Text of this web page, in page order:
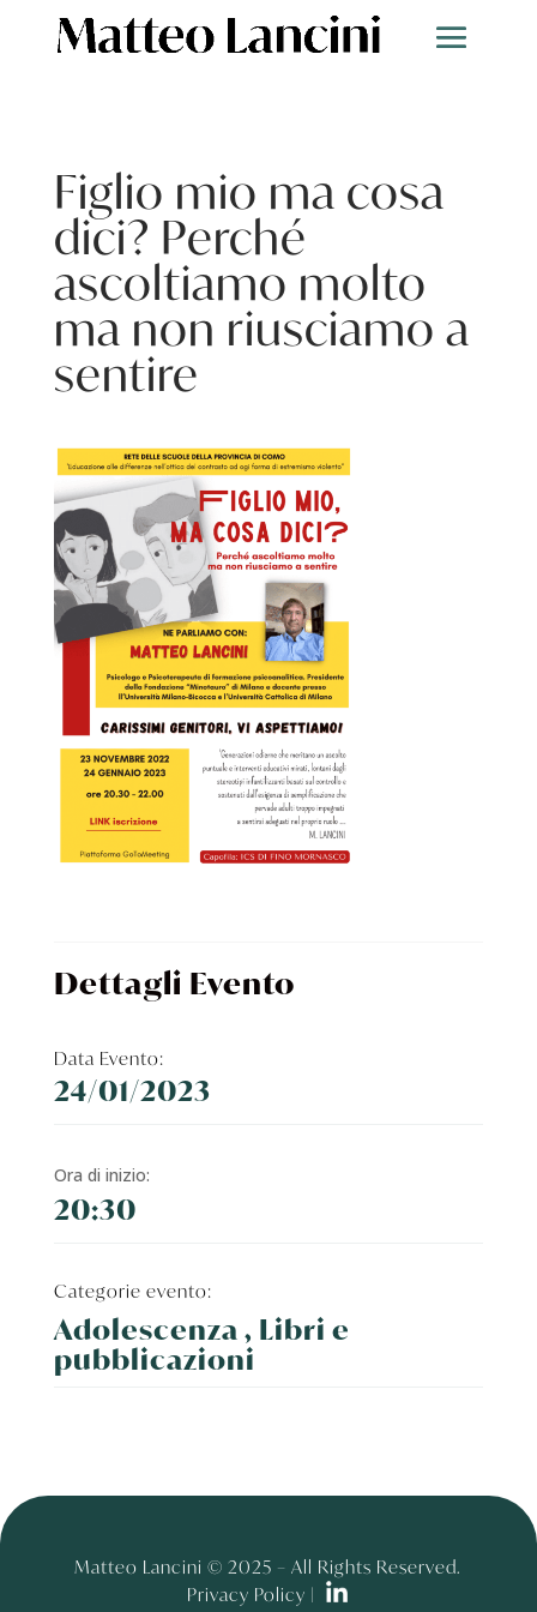
Figlio mio ma cosa
dici? Perché
ascoltiamo molto
ma non riusciamo a
sentire
Dettagli Evento
Data Evento:
24/01/2023
Ora di inizio:
20:30
Categorie evento:
Adolescenza , Libri e
pubblicazioni
Matteo Lancini © 2025 – All Rights Reserved.
Privacy Policy |